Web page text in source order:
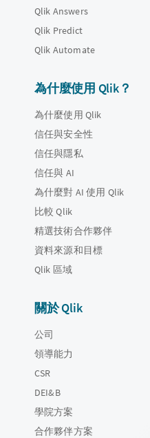
Qlik Answers
Qlik Predict
Qlik Automate
為什麼使用 Qlik？
為什麼使用 Qlik
信任與安全性
信任與隱私
信任與 AI
為什麼對 AI 使用 Qlik
比較 Qlik
精選技術合作夥伴
資料來源和目標
Qlik 區域
關於 Qlik
公司
領導能力
CSR
DEI&B
學院方案
合作夥伴方案